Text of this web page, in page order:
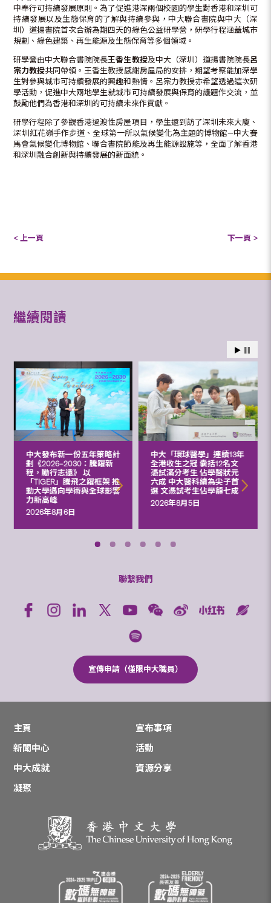
中奉行可持續發展原則。為了促進港深兩個校園的學生對香港和深圳可
持續發展以及生態保育的了解與持續參與，中大聯合書院與中大（深
圳）道揚書院首次合辦為期四天的綠色公益研學營，研學行程涵蓋城市
規劃、綠色建築、再生能源及生態保育等多個領域。
研學營由中大聯合書院院長王香生教授及中大（深圳）道揚書院院長呂
宗力教授共同帶領。王香生教授感謝房屋局的安排，期望考察能加深學
生對參與城市可持續發展的興趣和熱情。呂宗力教授亦希望透過這次研
學活動，促進中大兩地學生就城市可持續發展與保育的議題作交流，並
鼓勵他們為香港和深圳的可持續未來作貢獻。
研學行程除了參觀香港過渡性房屋項目，學生還到訪了深圳未來大廈、
深圳紅花嶺手作步道、全球第一所以氣候變化為主題的博物館—中大賽
馬會氣候變化博物館、聯合書院節能及再生能源設施等，全面了解香港
和深圳融合創新與持續發展的新面貌。
< 上一頁 下一頁 >
繼續閱讀
中大發布新一份五年策略計
劃《2026‒2030：騰躍新
程，勵行志遠》 以
「TIGER」騰飛之躍框架 推
動大學邁向學術與全球影響
力新高峰
2026年8月6日
中大「環球醫學」連續13年
全港收生之冠 囊括12名文
憑試滿分考生 佔學醫狀元
六成 中大醫科續為尖子首
選 文憑試考生佔學額七成
2026年8月5日
聯繫我們
宣傳申請（僅限中大職員）
主頁
宣布事項
新聞中心
活動
中大成就
資源分享
凝聚